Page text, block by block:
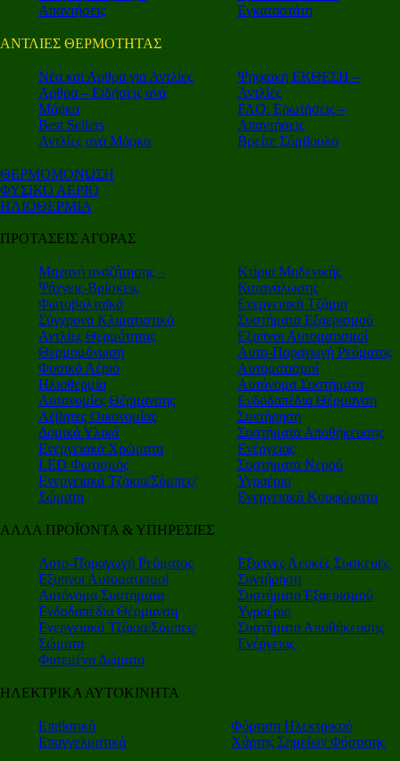
Απαντήσεις
Εγκαταστάτη
ΑΝΤΛΙΕΣ ΘΕΡΜΟΤΗΤΑΣ
Nέα και Αρθρα για Αντλίες
Αρθρα – Ειδήσεις ανά
Μάρκα
Best Sellers
Αντλίες ανά Μάρκα
Ψηφιακή ΕΚΘΕΣΗ –
Αντλίες
FAQ: Ερωτήσεις –
Απαντήσεις
Βρείτε Σύμβουλο
ΘΕΡΜΟΜΟΝΩΣΗ
ΦΥΣΙΚΟ ΑΕΡΙΟ
ΗΛΙΟΘΕΡΜΙΑ
ΠΡΟΤΑΣΕΙΣ ΑΓΟΡΑΣ
Μηχανή αναζήτησης –
Ψάχνεις-Βρίσκεις
Φωτοβολταϊκά
Σύγχρονα Κλιματιστικά
Αντλίες Θερμότητας
Θερμομόνωση
Φυσικό Αέριο
Ηλιοθερμία
Αυτονομίες Θέρμανσης
Λέβητες Οικονομίας
Δομικά Υλικά
Ενεργειακά Χρώματα
LED Φωτισμός
Ενεργειακά Τζάκια/Σόμπες/
Σώματα
Κτίρια Μηδενικής
Κατανάλωσης
Ενεργειακά Τζάμια
Συστήματα Εξαερισμού
Εξυπνοι Αυτοματισμοί
Αυτο-Παραγωγή Ρεύματος
Αυτοματισμοί
Αυτόνομα Συστήματα
Ενδοδαπέδια Θέρμανση
Συντήρηση
Συστήματα Αποθήκευσης
Ενέργειας
Συστήματα Νερού
Υγραέριο
Ενεργειακά Κουφώματα
ΑΛΛΑ ΠΡΟΪΟΝΤΑ & ΥΠΗΡΕΣΙΕΣ
Αυτο-Παραγωγή Ρεύματος
Εξυπνοι Αυτοματισμοί
Αυτόνομα Συστήματα
Ενδοδαπέδια Θέρμανση
Ενεργειακά Τζάκια/Σόμπες/
Σώματα
Φυτεμένα Δώματα
Εξυπνες Λευκές Συσκευές
Συντήρηση
Συστήματα Εξαερισμού
Υγραέριο
Συστήματα Αποθήκευσης
Ενέργειας
ΗΛΕΚΤΡΙΚΑ ΑΥΤΟΚΙΝΗΤΑ
Επιβατικά
Επαγγελματικά
Φόρτιση Ηλεκτρικού
Χάρτης Σημείων Φόρτισης